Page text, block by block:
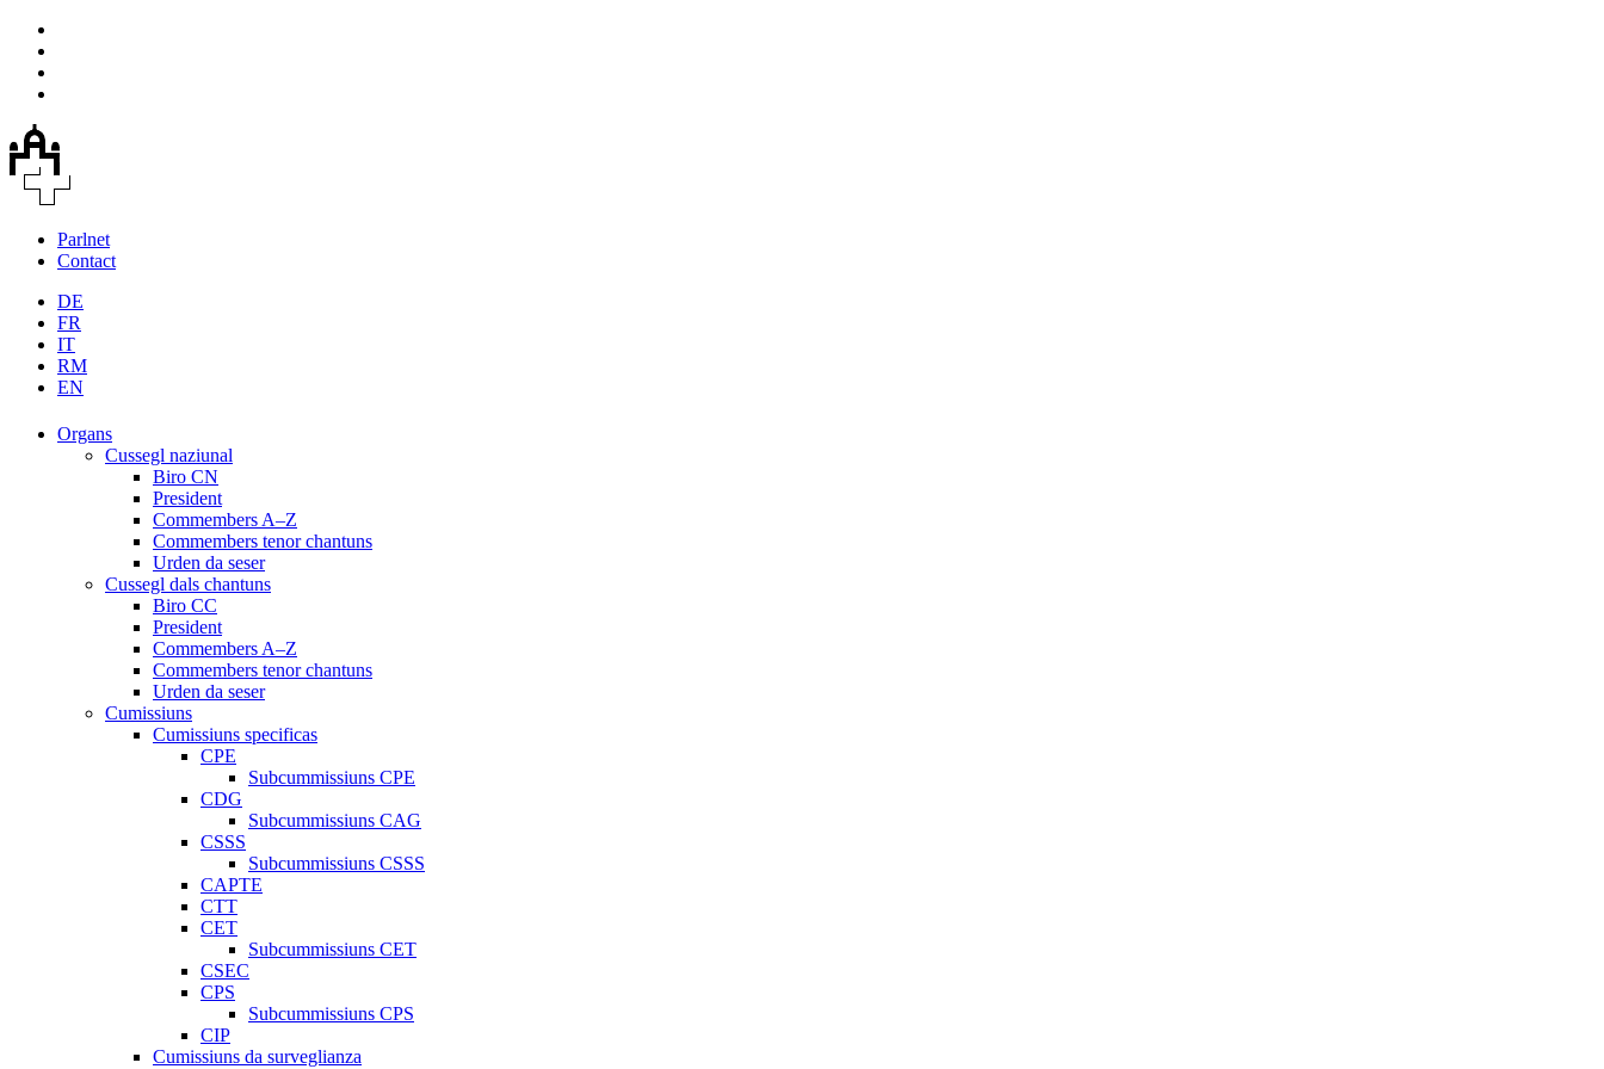
Parlnet
Contact
DE
FR
IT
RM
EN
Organs
Cussegl naziunal
Biro CN
President
Commembers A–Z
Commembers tenor chantuns
Urden da seser
Cussegl dals chantuns
Biro CC
President
Commembers A–Z
Commembers tenor chantuns
Urden da seser
Cumissiuns
Cumissiuns specificas
CPE
Subcummissiuns CPE
CDG
Subcummissiuns CAG
CSSS
Subcummissiuns CSSS
CAPTE
CTT
CET
Subcummissiuns CET
CSEC
CPS
Subcummissiuns CPS
CIP
Cumissiuns da surveglianza